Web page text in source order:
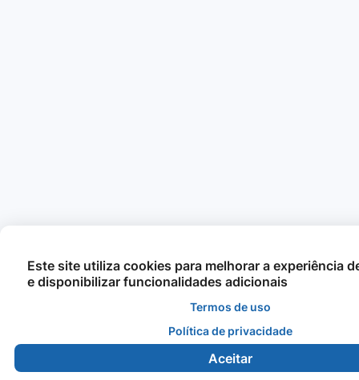
Este site utiliza cookies para melhorar a experiência
e disponibilizar funcionalidades adicionais
Termos de uso
Política de privacidade
Aceitar